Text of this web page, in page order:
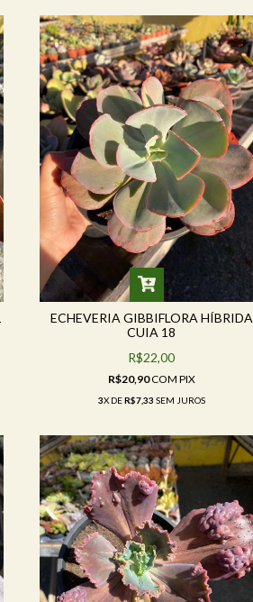
ECHEVERIA GIBBIFLORA HÍBRIDA
CUIA 18
R$22,00
R$20,90COM PIX
3X DER$7,33 SEM JUROS